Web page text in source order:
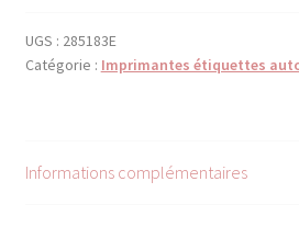
UGS : 285183E
Catégorie : Imprimantes étiquettes
Informations complémentaires